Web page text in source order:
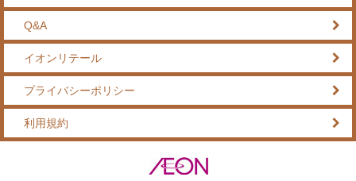
Q&A
イオンリテール
プライバシーポリシー
利用規約